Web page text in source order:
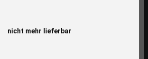
nicht mehr lieferbar